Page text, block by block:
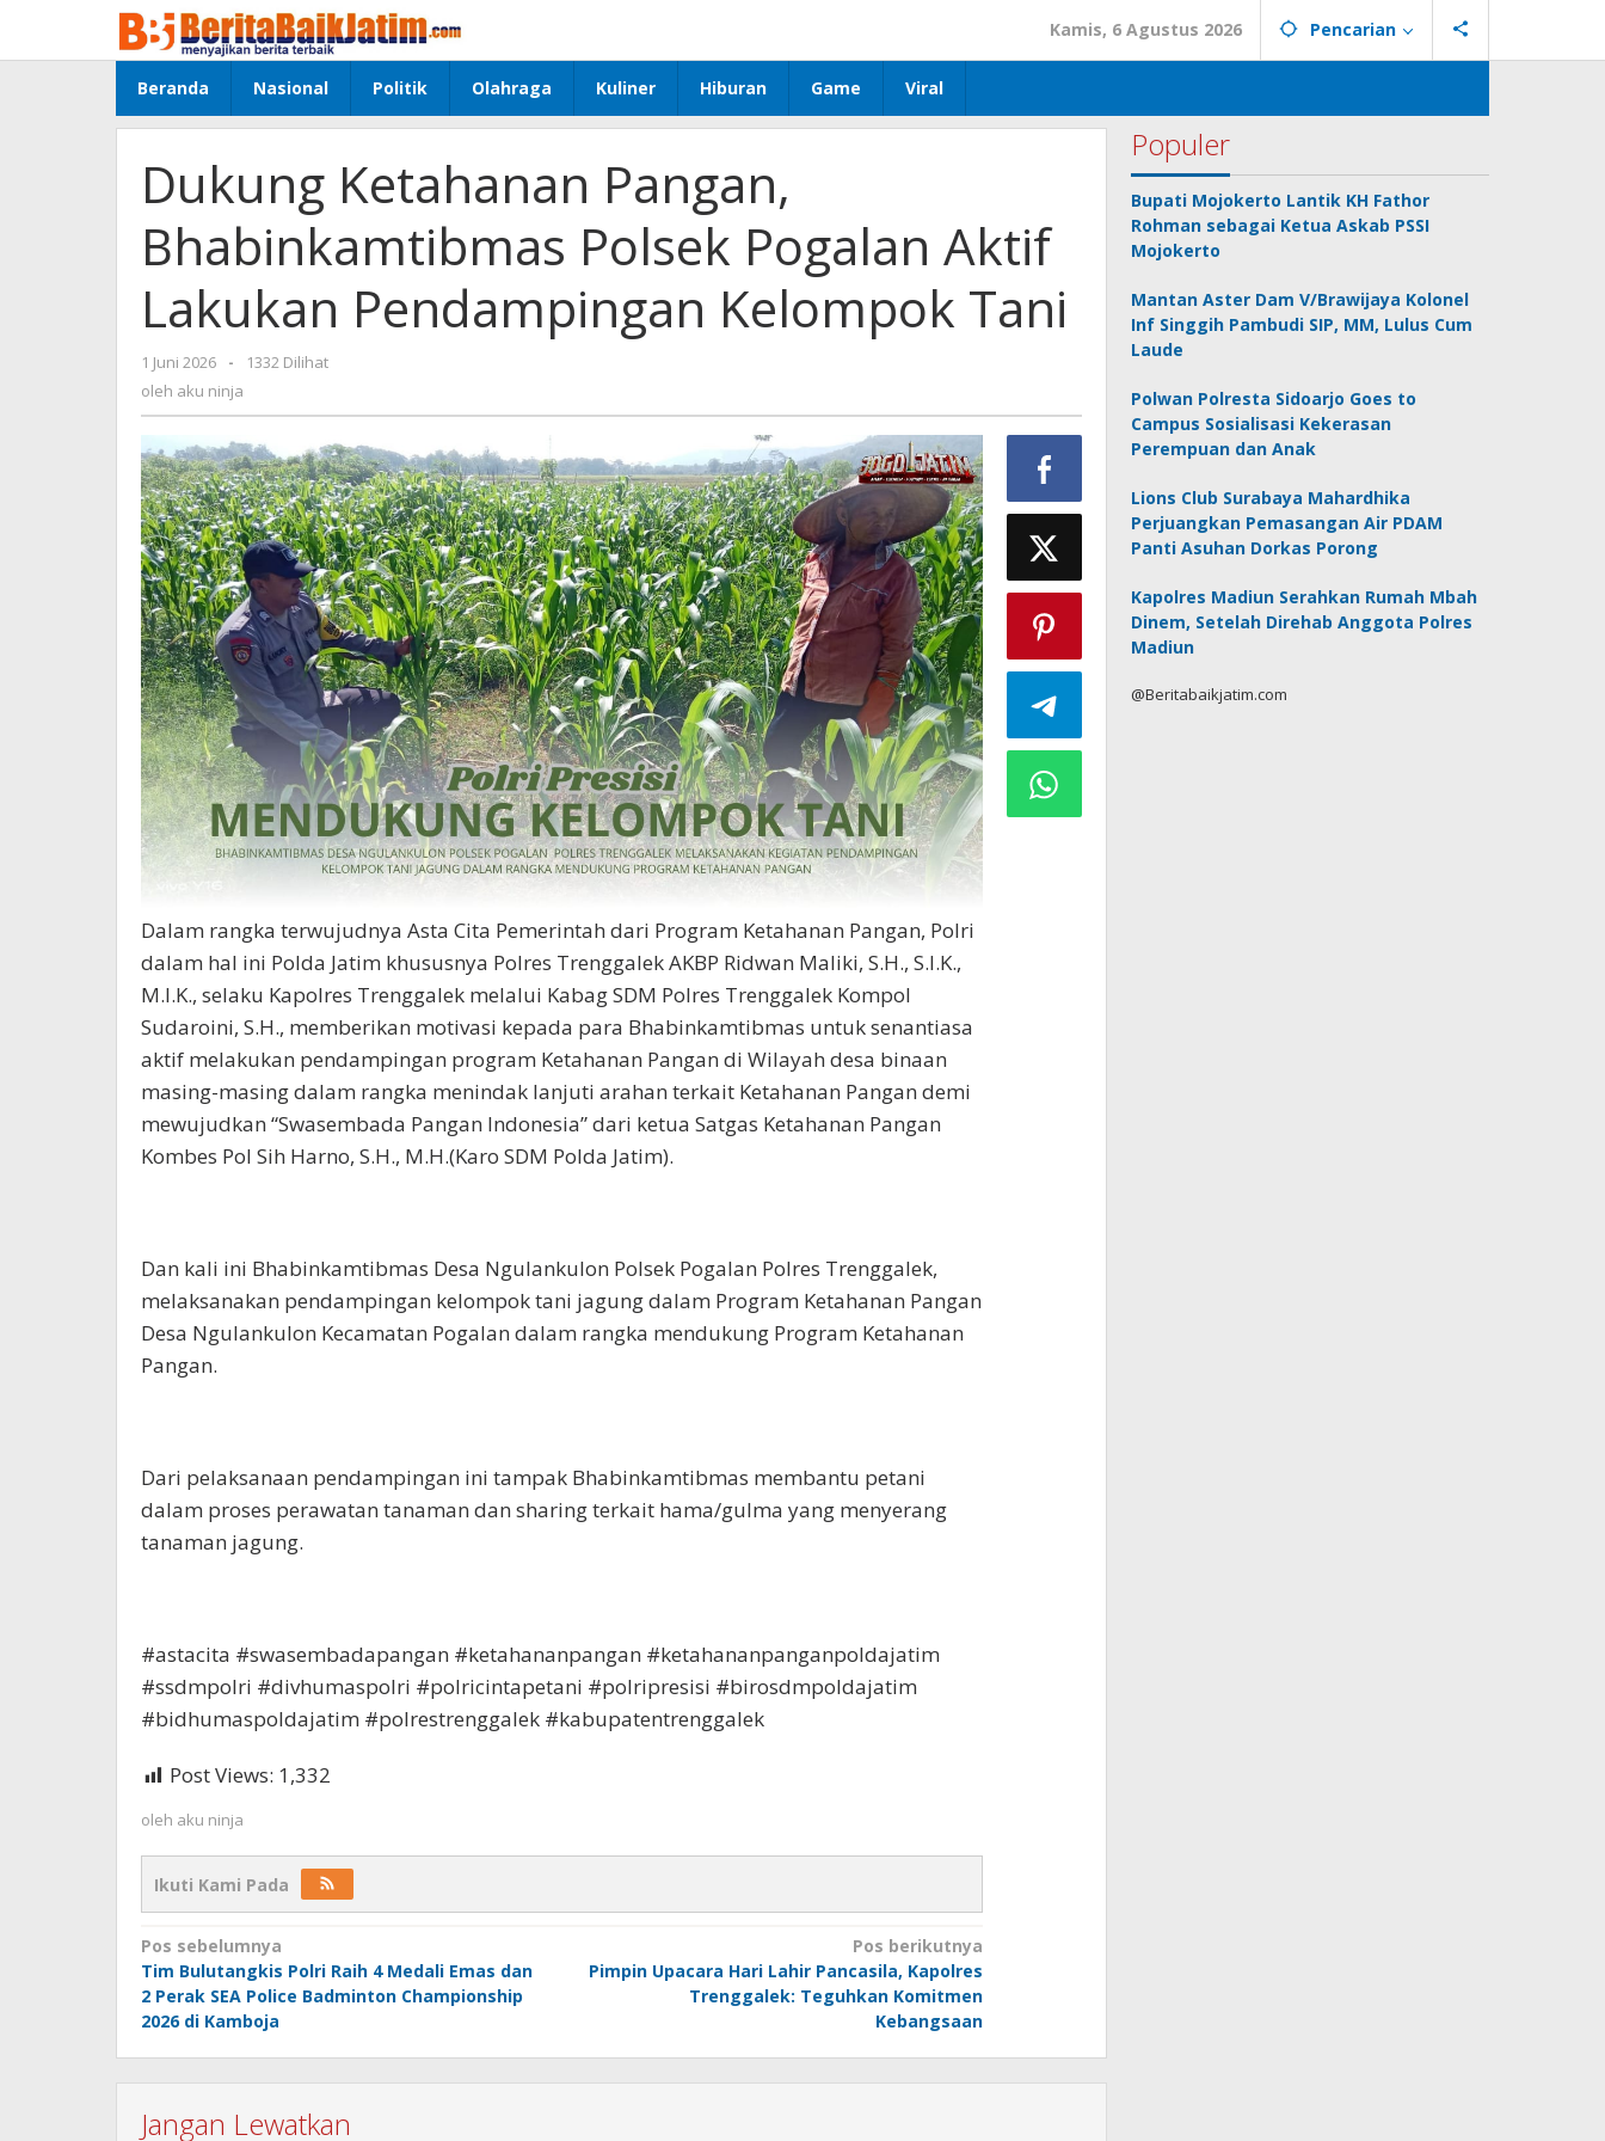
konten
Kamis, 6 Agustus 2026 Pencarian
Beranda Nasional Politik Olahraga Kuliner Hiburan Game Viral
Dukung Ketahanan Pangan,
Bhabinkamtibmas Polsek Pogalan Aktif
Lakukan Pendampingan Kelompok Tani
1 Juni 2026
oleh
aku
ninja
-
1332 Dilihat
oleh aku ninja
Dalam rangka terwujudnya Asta Cita Pemerintah dari Program Ketahanan Pangan, Polri
dalam hal ini Polda Jatim khususnya Polres Trenggalek AKBP Ridwan Maliki, S.H., S.I.K.,
M.I.K., selaku Kapolres Trenggalek melalui Kabag SDM Polres Trenggalek Kompol
Sudaroini, S.H., memberikan motivasi kepada para Bhabinkamtibmas untuk senantiasa
aktif melakukan pendampingan program Ketahanan Pangan di Wilayah desa binaan
masing-masing dalam rangka menindak lanjuti arahan terkait Ketahanan Pangan demi
mewujudkan “Swasembada Pangan Indonesia” dari ketua Satgas Ketahanan Pangan
Kombes Pol Sih Harno, S.H., M.H.(Karo SDM Polda Jatim).
Dan kali ini Bhabinkamtibmas Desa Ngulankulon Polsek Pogalan Polres Trenggalek,
melaksanakan pendampingan kelompok tani jagung dalam Program Ketahanan Pangan
Desa Ngulankulon Kecamatan Pogalan dalam rangka mendukung Program Ketahanan
Pangan.
Dari pelaksanaan pendampingan ini tampak Bhabinkamtibmas membantu petani
dalam proses perawatan tanaman dan sharing terkait hama/gulma yang menyerang
tanaman jagung.
#astacita #swasembadapangan #ketahananpangan #ketahananpanganpoldajatim
#ssdmpolri #divhumaspolri #polricintapetani #polripresisi #birosdmpoldajatim
#bidhumaspoldajatim #polrestrenggalek #kabupatentrenggalek
Post Views: 1,332
oleh aku ninja
Ikuti Kami Pada
Navigasi
pos
Pos sebelumnya
Tim Bulutangkis Polri Raih 4 Medali Emas dan
2 Perak SEA Police Badminton Championship
2026 di Kamboja
Pos berikutnya
Pimpin Upacara Hari Lahir Pancasila, Kapolres
Trenggalek: Teguhkan Komitmen
Kebangsaan
Jangan Lewatkan
Populer
Bupati Mojokerto Lantik KH Fathor
Rohman sebagai Ketua Askab PSSI
Mojokerto
Mantan Aster Dam V/Brawijaya Kolonel
Inf Singgih Pambudi SIP, MM, Lulus Cum
Laude
Polwan Polresta Sidoarjo Goes to
Campus Sosialisasi Kekerasan
Perempuan dan Anak
Lions Club Surabaya Mahardhika
Perjuangkan Pemasangan Air PDAM
Panti Asuhan Dorkas Porong
Kapolres Madiun Serahkan Rumah Mbah
Dinem, Setelah Direhab Anggota Polres
Madiun
@Beritabaikjatim.com